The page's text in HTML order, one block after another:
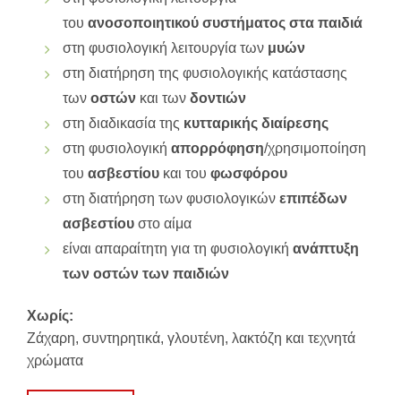
του ανοσοποιητικού συστήματος στα παιδιά
στη φυσιολογική λειτουργία των μυών
στη διατήρηση της φυσιολογικής κατάστασης
των οστών και των δοντιών
στη διαδικασία της κυτταρικής διαίρεσης
στη φυσιολογική απορρόφηση/χρησιμοποίηση
του ασβεστίου και του φωσφόρου
στη διατήρηση των φυσιολογικών επιπέδων
ασβεστίου στο αίμα
είναι απαραίτητη για τη φυσιολογική ανάπτυξη
των οστών των παιδιών
Χωρίς:
Ζάχαρη, συντηρητικά, γλουτένη, λακτόζη και τεχνητά
χρώματα